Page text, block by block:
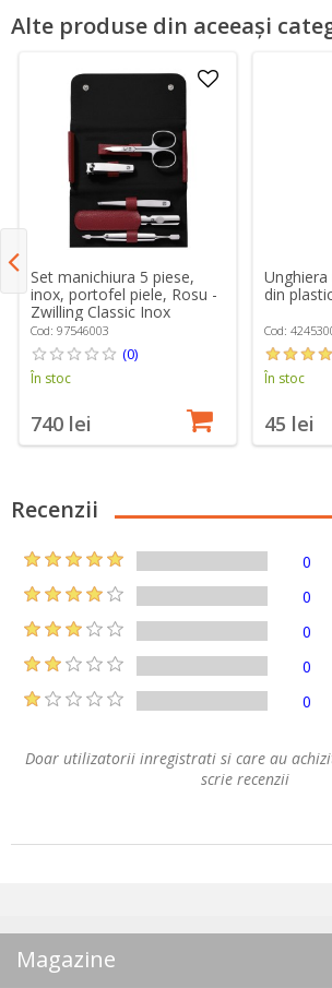
Alte produse din aceeași
Set manichiura 5 piese,
inox, portofel piele, Rosu -
Zwilling Classic Inox
Cod: 97546003
(0)
În stoc
740 lei
din
Cod:
În stoc
45 lei
Recenzii
0
0
0
0
0
Doar utilizatorii inregistrati si care au
scrie recenzii
Magazine